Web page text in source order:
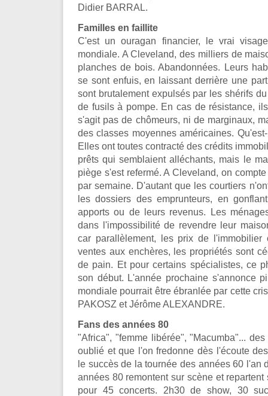
Didier BARRAL.
Familles en faillite
C'est un ouragan financier, le vrai
mondiale. A Cleveland, des milliers de
planches de bois. Abandonnées. Leurs
se sont enfuis, en laissant derrière une
sont brutalement expulsés par les shérifs
de fusils à pompe. En cas de résistance,
s'agit pas de chômeurs, ni de marginaux,
des classes moyennes américaines.
Elles ont toutes contracté des crédits
prêts qui semblaient alléchants, mais le
piège s'est refermé. A Cleveland, on
par semaine. D'autant que les courtiers
les dossiers des emprunteurs, en
apports ou de leurs revenus. Les
dans l'impossibilité de revendre leur
car parallèlement, les prix de l'immobilier
ventes aux enchères, les propriétés sont
de pain. Et pour certains spécialistes, ce
son début. L'année prochaine s'annonce
mondiale pourrait être ébranlée par cette
PAKOSZ et Jérôme ALEXANDRE.
Fans des années 80
"Africa", "femme libérée", "Macumba"...
oublié et que l'on fredonne dès l'écoute
le succès de la tournée des années 60 l'an
années 80 remontent sur scène et
pour 45 concerts. 2h30 de show, 30